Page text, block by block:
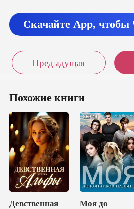
Скачайте App, чтобы
Предыдущая
Похожие книги
Девственная
Моя до